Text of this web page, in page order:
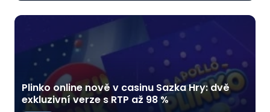
Plinko online nově v casinu Sazka Hry: dvě
exkluzivní verze s RTP až 98 %